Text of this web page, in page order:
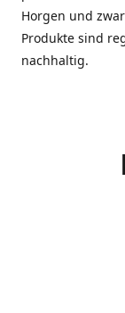
Horgen und
Produkte sind
nachhaltig.